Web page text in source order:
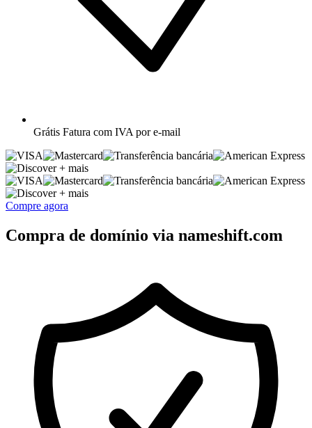
Grátis Fatura com IVA por e-mail
+ mais
+ mais
Compre agora
Compra de domínio via nameshift.com